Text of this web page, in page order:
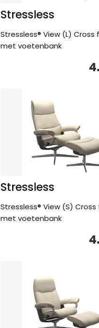
Stressless
Stressless® View (L) Cross
met voetenbank
Stressless
Stressless® View (S)
met voetenbank